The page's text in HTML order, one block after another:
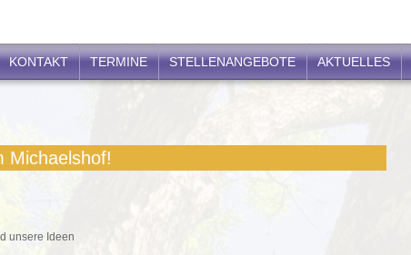
KONTAKT TERMINE STELLENANGEBOTE AKTUELLES
Michaelshof!
Angebot
unsere Ideen